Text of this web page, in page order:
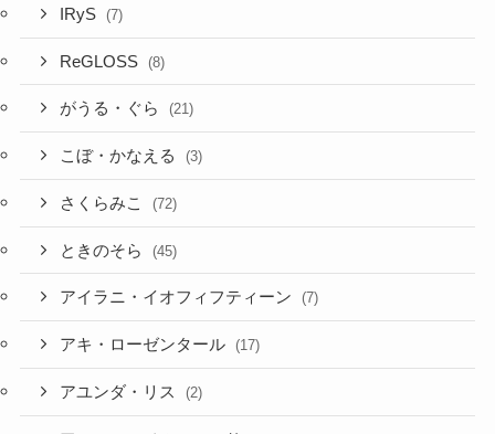
IRyS (7)
ReGLOSS (8)
がうる・ぐら (21)
こぼ・かなえる (3)
さくらみこ (72)
ときのそら (45)
アイラニ・イオフィフティーン (7)
アキ・ローゼンタール (17)
アユンダ・リス (2)